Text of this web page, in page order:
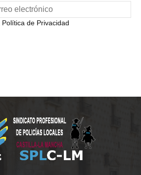
Política de Privacidad